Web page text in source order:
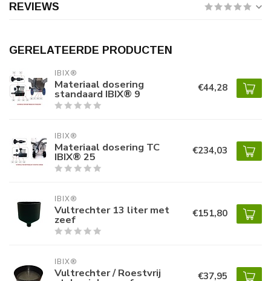
REVIEWS
GERELATEERDE PRODUCTEN
IBIX®
Materiaal dosering
standaard IBIX® 9 €44,28
IBIX®
Materiaal dosering TC
IBIX® 25 €234,03
IBIX®
Vultrechter 13 liter met
zeef €151,80
IBIX®
Vultrechter / Roestvrij €37,95